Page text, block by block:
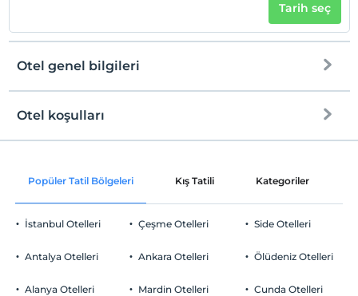
Tarih seç
Otel genel bilgileri
Ücretsiz Halka Açık Otopark
Otopark (Tesis bünyesinde)
Otel koşulları
Check/in
Check/out
En geç saat 14:00 ve öncesi
Evcil Hayvan
Popüler Tatil Bölgeleri Kış Tatili Kategoriler
İstanbul Otelleri
Antalya Otelleri
Alanya Otelleri
Çeşme Otelleri
Ankara Otelleri
Mardin Otelleri
Side Otelleri
Ölüdeniz Otelleri
Cunda Otelleri